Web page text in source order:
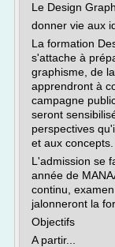
Le Design
donner vie aux
La formation
s'attache à
graphisme, de
apprendront à
campagne
seront
perspectives
et aux concepts.
L'admission se
année de
continu,
jalonneront la
Objectifs
A partir...